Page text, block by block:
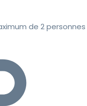
de 2 personnes